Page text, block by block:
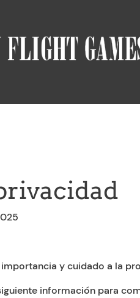
y cuidado a la
información para